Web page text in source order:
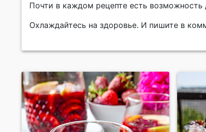
Почти в каждом рецепте есть возможность
Охлаждайтесь на здоровье. И пишите в